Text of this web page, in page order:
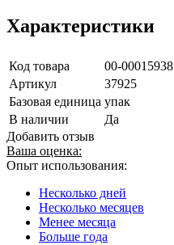
Характеристики
Код товара
00-00015938
Артикул
37925
Базовая единица упак
В наличии
Да
Добавить отзыв
Ваша оценка:
Опыт использования:
Несколько дней
Несколько месяцев
Менее месяца
Больше года